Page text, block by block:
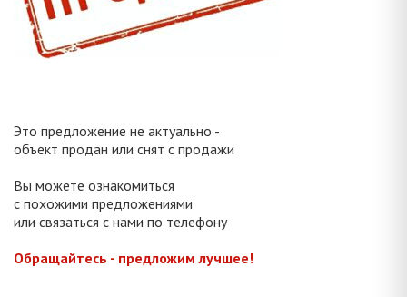
Это предложение не актуально -
объект продан или снят с продажи
Вы можете ознакомиться
с похожими предложениями
или связаться с нами по телефону
Обращайтесь - предложим лучшее!